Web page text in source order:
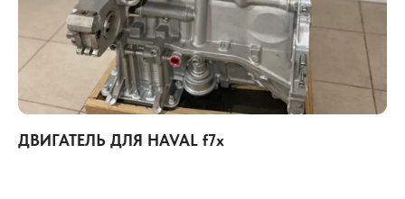
ДВИГАТЕЛЬ ДЛЯ HAVAL f7x